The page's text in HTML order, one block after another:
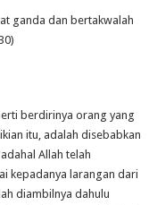
ganda dan bertakwalah
berdirinya orang yang
itu, adalah disebabkan
Allah telah
kepadanya larangan dari
diambilnya dahulu